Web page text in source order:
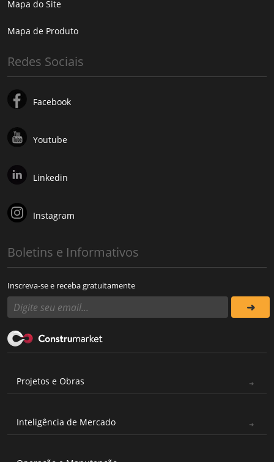
Mapa do Site
Mapa de Produto
Redes Sociais
Facebook
Youtube
Linkedin
Instagram
Boletins e Informativos
Inscreva-se e receba gratuitamente
Projetos e Obras
Inteligência de Mercado